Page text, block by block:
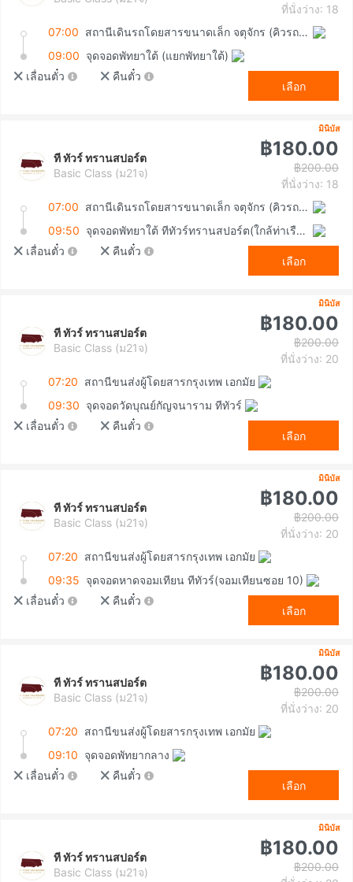
ที่นั่งว่าง: 18
07:00
สถานีเดินรถโดยสารขนาดเล็ก จตุจักร (คิวรถตู้หมอชิต 2)
09:00 จุดจอดพัทยาใต้ (แยกพัทยาใต้)
เลื่อนตั๋ว
คืนตั๋ว
เลือก
มินิบัส
ที ทัวร์ ทรานสปอร์ต
Basic Class (ม21จ)
฿180.00
฿200.00
ที่นั่งว่าง: 18
07:00
สถานีเดินรถโดยสารขนาดเล็ก จตุจักร (คิวรถตู้หมอชิต 2)
09:50
จุดจอดพัทยาใต้ ทีทัวร์ทรานสปอร์ต(ใกล้ท่าเรือแหลมบาลีฮาย)
เลื่อนตั๋ว
คืนตั๋ว
เลือก
มินิบัส
ที ทัวร์ ทรานสปอร์ต
Basic Class (ม21จ)
฿180.00
฿200.00
ที่นั่งว่าง: 20
07:20 สถานีขนส่งผู้โดยสารกรุงเทพ เอกมัย
09:30 จุดจอดวัดบุณย์กัญจนาราม ทีทัวร์
เลื่อนตั๋ว
คืนตั๋ว
เลือก
มินิบัส
ที ทัวร์ ทรานสปอร์ต
Basic Class (ม21จ)
฿180.00
฿200.00
ที่นั่งว่าง: 20
07:20 สถานีขนส่งผู้โดยสารกรุงเทพ เอกมัย
09:35 จุดจอดหาดจอมเทียน ทีทัวร์(จอมเทียนซอย 10)
เลื่อนตั๋ว
คืนตั๋ว
เลือก
มินิบัส
ที ทัวร์ ทรานสปอร์ต
Basic Class (ม21จ)
฿180.00
฿200.00
ที่นั่งว่าง: 20
07:20 สถานีขนส่งผู้โดยสารกรุงเทพ เอกมัย
09:10 จุดจอดพัทยากลาง
เลื่อนตั๋ว
คืนตั๋ว
เลือก
มินิบัส
ที ทัวร์ ทรานสปอร์ต
Basic Class (ม21จ)
฿180.00
฿200.00